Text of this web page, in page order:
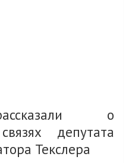
о
депутата
Текслера